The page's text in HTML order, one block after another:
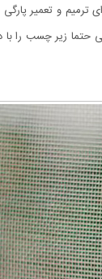
و تعمیر
زیر چسب را با